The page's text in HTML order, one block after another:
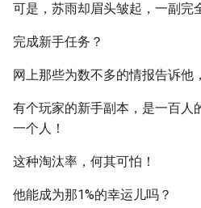
可是，苏雨却眉头皱起，一副完
完成新手任务？
网上那些为数不多的情报告诉他
有个玩家的新手副本，是一百人
一个人！
这种淘汰率，何其可怕！
他能成为那1%的幸运儿吗？